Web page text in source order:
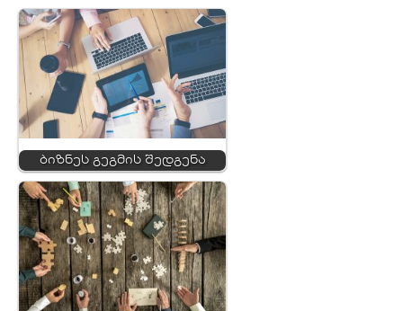
ბიზნეს გეგმის შედგენა